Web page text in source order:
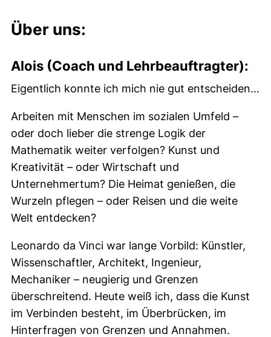
Über uns:
Alois (Coach und Lehrbeauftragter):
Eigentlich konnte ich mich nie gut entscheiden...
Arbeiten mit Menschen im sozialen Umfeld –
oder doch lieber die strenge Logik der
Mathematik weiter verfolgen? Kunst und
Kreativität – oder Wirtschaft und
Unternehmertum? Die Heimat genießen, die
Wurzeln pflegen – oder Reisen und die weite
Welt entdecken?
Leonardo da Vinci war lange Vorbild: Künstler,
Wissenschaftler, Architekt, Ingenieur,
Mechaniker – neugierig und Grenzen
überschreitend. Heute weiß ich, dass die Kunst
im Verbinden besteht, im Überbrücken, im
Hinterfragen von Grenzen und Annahmen.